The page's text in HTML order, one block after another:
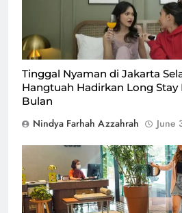
Casa Hangtuah/Foto : Dok.
Tinggal Nyaman di Jakarta
Hangtuah Hadirkan Long Stay
Bulan
Nindya Farhah Azzahrah June
ARTOTEL Casa Kuningan
plus kuliner mulai Rp1,55 juta/Foto